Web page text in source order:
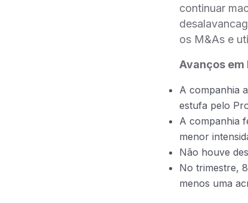
continuar
os M&As e
Avanços em
A companhia
estufa pelo
A companhia
menor
Não houve
No trimestre,
menos uma